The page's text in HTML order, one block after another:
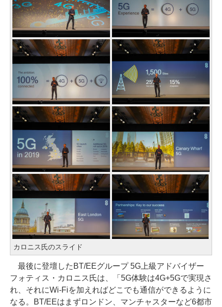
カロニス氏のスライド
最後に登壇したBT/EEグループ 5G上級アドバイザー
フォティス・カロニス氏は、「5G体験は4G+5Gで実現さ
れ、それにWi-Fiを加えればどこでも通信ができるように
なる。BT/EEはまずロンドン、マンチャスターなど6都市